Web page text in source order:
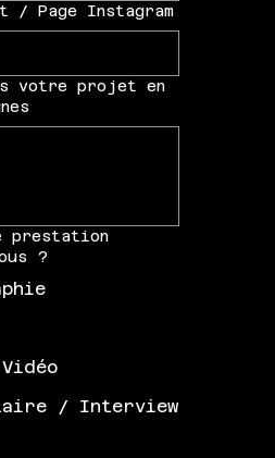
/ Page Instagram
votre projet en
prestation
?
/ Interview